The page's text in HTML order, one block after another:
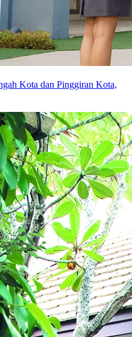
Kota dan Pinggiran Kota,